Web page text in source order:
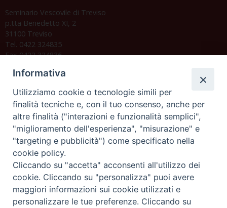
Seminario Vescovile di Treviso
p.tta Benedetto XI, 2
31100 Treviso
Tel. 0422 324835
Fax 0422 324836
C.F. 94004060268
Orario di segreteria
Lunedì 17.30-19.30
Martedì 17.30-19.30
Mercoledì 17.30-19.30
Giovedì 17.30-19.30
Venerdì chiuso
Sabato 9.30-11.30
Informativa
Utilizziamo cookie o tecnologie simili per
finalità tecniche e, con il tuo consenso, anche per
altre finalità ("interazioni e funzionalità semplici",
"miglioramento dell'esperienza", "misurazione" e
"targeting e pubblicità") come specificato nella
cookie policy.
Cliccando su "accetta" acconsenti all'utilizzo dei
cookie. Cliccando su "personalizza" puoi avere
maggiori informazioni sui cookie utilizzati e
personalizzare le tue preferenze. Cliccando su